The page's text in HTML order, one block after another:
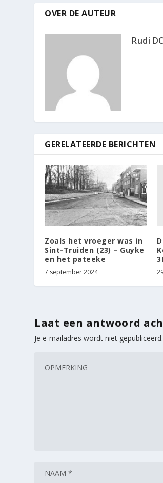
OVER DE AUTEUR
Rudi DC
GERELATEERDE BERICHTEN
Zoals het vroeger was in
Sint-Truiden (23) – Guyke
en het pateeke
7 september 2024
Laat een antwoord
Je e-mailadres wordt niet gepubliceerd.